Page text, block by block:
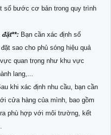
số bước cơ bản trong quy trình
Bạn cần xác định số
sao cho phủ sóng hiệu quả
quan trọng như khu vực
lang,...
khi xác định nhu cầu, bạn cần
cửa hàng của mình, bao gồm
phù hợp với môi trường, kết